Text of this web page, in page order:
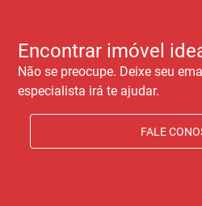
Encontrar imóvel
Não se preocupe. Deixe seu
especialista irá te ajudar.
FALE